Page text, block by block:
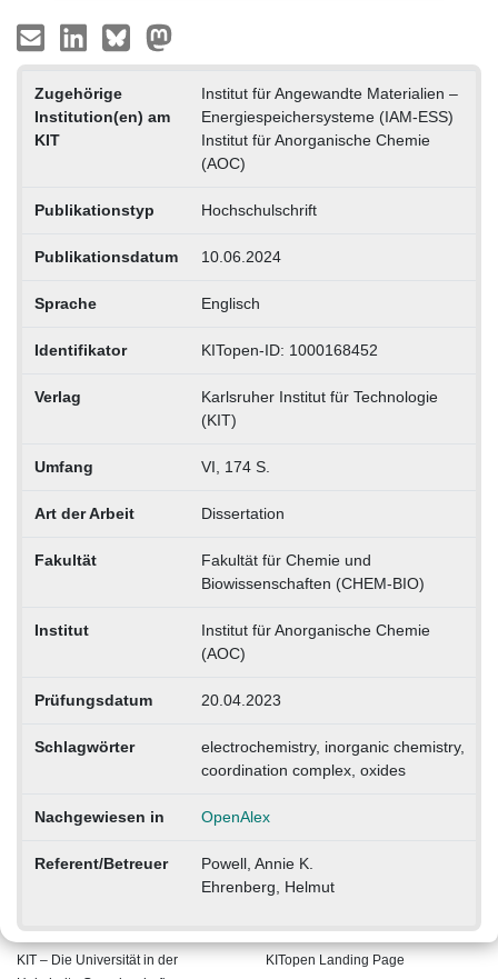
Zugehörige
Institution(en) am
KIT
Institut für Angewandte Materialien –
Energiespeichersysteme (IAM-ESS)
Institut für Anorganische Chemie
(AOC)
Publikationstyp Hochschulschrift
Publikationsdatum 10.06.2024
Sprache Englisch
Identifikator KITopen-ID: 1000168452
Verlag
Karlsruher Institut für Technologie
(KIT)
Umfang VI, 174 S.
Art der Arbeit Dissertation
Fakultät
Fakultät für Chemie und
Biowissenschaften (CHEM-BIO)
Institut
Institut für Anorganische Chemie
(AOC)
Prüfungsdatum 20.04.2023
Schlagwörter
electrochemistry, inorganic chemistry,
coordination complex, oxides
Nachgewiesen in OpenAlex
Referent/Betreuer
Powell, Annie K.
Ehrenberg, Helmut
KIT – Die Universität in der
KITopen Landing Page